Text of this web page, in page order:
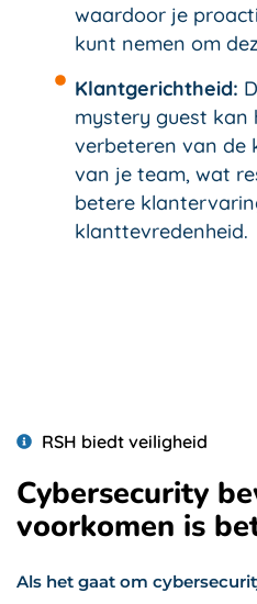
waardoor je
kunt nemen om
Klantgerichtheid:
mystery guest kan
verbeteren van de
van je team, wat
betere
klanttevredenheid.
RSH biedt veiligheid
Cybersecurity
voorkomen is
Als het gaat om